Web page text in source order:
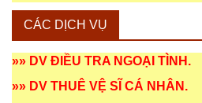
CÁC DỊCH VỤ
»» DV ĐIỀU TRA NGOẠI TÌNH .
»» DV THUÊ VỆ SĨ CÁ NHÂN .